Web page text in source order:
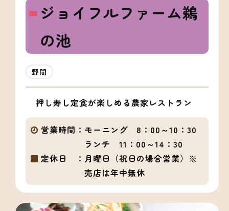
ジョイフルファーム鵜
の池
野間
押し寿し定食が楽しめる農家レストラン
営業時間： モーニング 8：00～10：30
ランチ 11：00～14：30
定休日 ： 月曜日（祝日の場合営業）※
売店は年中無休